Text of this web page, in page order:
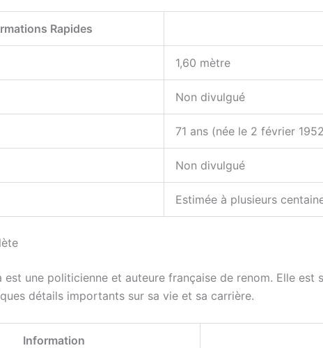
Rapides
1,60 mètre
Non divulgué
71 ans (née le 2 février
Non divulgué
Estimée à plusieurs
est une politicienne et auteure française de renom. Elle
détails importants sur sa vie et sa carrière.
Information